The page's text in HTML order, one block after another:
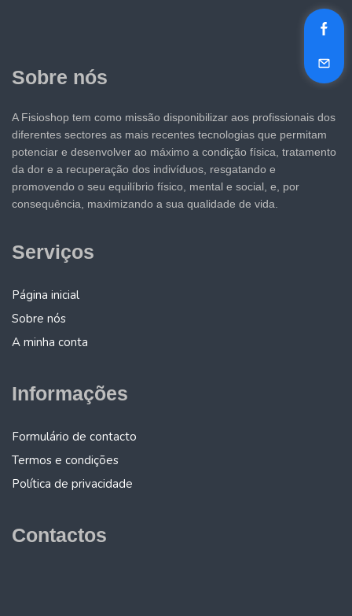
Sobre nós
A Fisioshop tem como missão disponibilizar aos profissionais dos
diferentes sectores as mais recentes tecnologias que permitam
potenciar e desenvolver ao máximo a condição física, tratamento
da dor e a recuperação dos indivíduos, resgatando e
promovendo o seu equilíbrio físico, mental e social, e, por
consequência, maximizando a sua qualidade de vida.
Serviços
Página inicial
Sobre nós
A minha conta
Informações
Formulário de contacto
Termos e condições
Política de privacidade
Contactos